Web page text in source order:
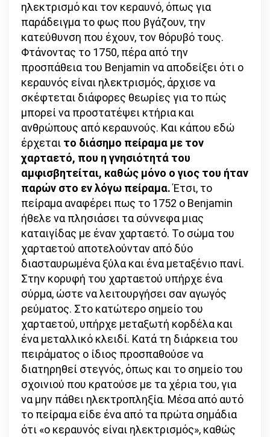
ηλεκτρισμό και τον κεραυνό, όπως για
παράδειγμα το φως που βγάζουν, την
κατεύθυνση που έχουν, τον θόρυβό τους.
Φτάνοντας το 1750, πέρα από την
προσπάθεια του Benjamin να αποδείξει ότι ο
κεραυνός είναι ηλεκτρισμός, άρχισε να
σκέφτεται διάφορες θεωρίες για το πώς
μπορεί να προστατέψει κτήρια και
ανθρώπους από κεραυνούς. Και κάπου εδώ
έρχεται το διάσημο πείραμα με τον
χαρταετό, που η γνησιότητά του
αμφισβητείται, καθώς μόνο ο γιος του ήταν
παρών στο εν λόγω πείραμα.Έτσι, το
πείραμα αναφέρει πως το 1752 ο Benjamin
ήθελε να πλησιάσει τα σύννεφα μιας
καταιγίδας με έναν χαρταετό. Το σώμα του
χαρταετού αποτελούνταν από δύο
διασταυρωμένα ξύλα και ένα μεταξένιο πανί.
Στην κορυφή του χαρταετού υπήρχε ένα
σύρμα, ώστε να λειτουργήσει σαν αγωγός
ρεύματος. Στο κατώτερο σημείο του
χαρταετού, υπήρχε μεταξωτή κορδέλα και
ένα μεταλλικό κλειδί. Κατά τη διάρκεια του
πειράματος ο ίδιος προσπαθούσε να
διατηρηθεί στεγνός, όπως και το σημείο του
σχοινιού που κρατούσε με τα χέρια του, για
να μην πάθει ηλεκτροπληξία. Μέσα από αυτό
το πείραμα είδε ένα από τα πρώτα σημάδια
ότι «ο κεραυνός είναι ηλεκτρισμός», καθώς